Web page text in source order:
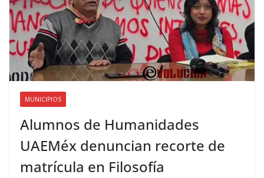
MUNICIPIOS
Alumnos de Humanidades
UAEMéx denuncian recorte de
matrícula en Filosofía